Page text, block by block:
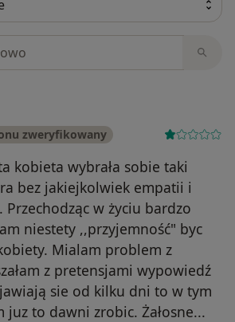
zweryfikowany
kobieta wybrała sobie taki
bez jakiejkolwiek empatii i
w życiu bardzo
niestety ,,przyjemność" byc
Mialam problem z
z pretensjami wypowiedź
sie od kilku dni to w tym
juz to dawni zrobic. Żałosne...